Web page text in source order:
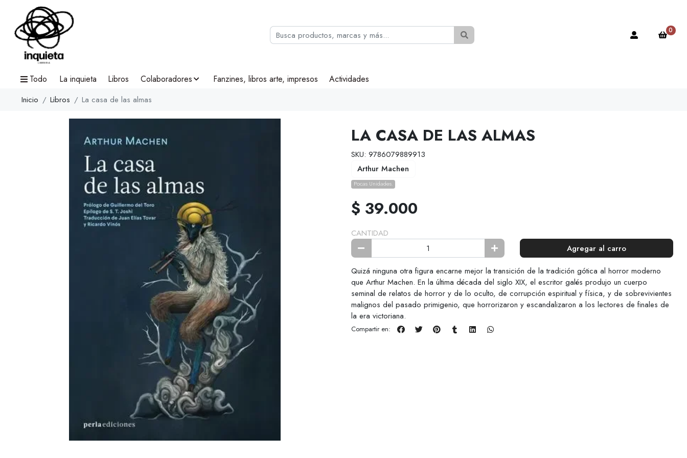
0
Todo La inquieta Libros Colaboradores Fanzines, libros arte, impresos Actividades
Inicio Libros La casa de las almas
LA CASA DE LAS ALMAS
SKU: 9786079889913
Arthur Machen
Pocas Unidades.
$ 39.000
CANTIDAD
Agregar al carro
Quizá ninguna otra figura encarne mejor la transición de la tradición gótica al horror moderno
que Arthur Machen. En la última década del siglo XIX, el escritor galés produjo un cuerpo
seminal de relatos de horror y de lo oculto, de corrupción espiritual y física, y de sobrevivientes
malignos del pasado primigenio, que horrorizaron y escandalizaron a los lectores de finales de
la era victoriana.
Compartir en: